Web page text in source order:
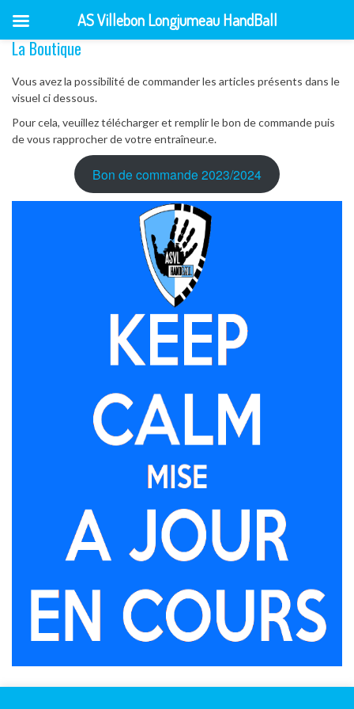
Skip
content
La Boutique
Vous avez la possibilité de commander les articles présents dans le
visuel ci dessous.
Pour cela, veuillez télécharger et remplir le bon de commande puis
de vous rapprocher de votre entraîneur.e.
Bon de commande 2023/2024
AS Villebon Longjumeau HandBall